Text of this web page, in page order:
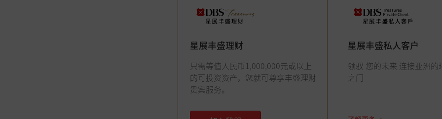
星展丰盛理财
只需等值人民币1,000,000元或以上
的可投资资产，您就可尊享丰盛理财
贵宾服务。
星展丰盛私人客户
领驭 您的未来 连接亚洲的
之门